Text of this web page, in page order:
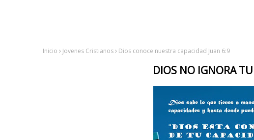
Inicio Jovenes Cristianos Dios conoce nuestra capacidad Juan 6:9
DIOS NO IGNORA